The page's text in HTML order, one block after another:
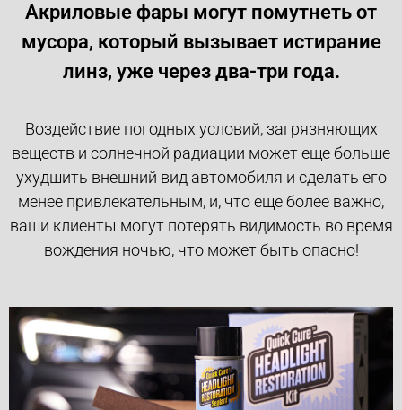
Акриловые фары могут помутнеть от
мусора, который вызывает истирание
линз, уже через два-три года.
Воздействие погодных условий, загрязняющих
веществ и солнечной радиации может еще больше
ухудшить внешний вид автомобиля и сделать его
менее привлекательным, и, что еще более важно,
ваши клиенты могут потерять видимость во время
вождения ночью, что может быть опасно!